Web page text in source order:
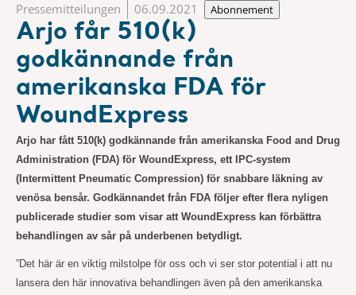
Pressemitteilungen
06.09.2021 Abonnement
Arjo får 510(k)
godkännande från
amerikanska FDA för
WoundExpress
Arjo har fått 510(k) godkännande från amerikanska Food and Drug
Administration (FDA) för WoundExpress, ett IPC-system
(Intermittent Pneumatic Compression) för snabbare läkning av
venösa bensår. Godkännandet från FDA följer efter flera nyligen
publicerade studier som visar att WoundExpress kan förbättra
behandlingen av sår på underbenen betydligt.
”Det här är en viktig milstolpe för oss och vi ser stor potential i att nu
lansera den här innovativa behandlingen även på den amerikanska